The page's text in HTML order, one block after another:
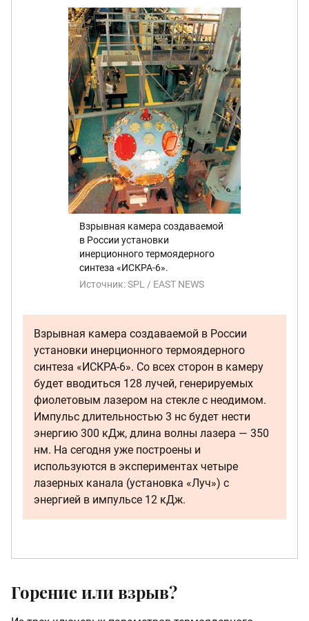
Взрывная камера создаваемой
в России установки
инерционного термоядерного
синтеза «ИСКРА-6».
Источник:SPL / EAST NEWS
Взрывная камера создаваемой в России
установки инерционного термоядерного
синтеза «ИСКРА-6». Со всех сторон в камеру
будет вводиться 128 лучей, генерируемых
фиолетовым лазером на стекле с неодимом.
Импульс длительностью 3 нс будет нести
энергию 300 кДж, длина волны лазера — 350
нм. На сегодня уже построены и
используются в экспериментах четыре
лазерных канала (установка «Луч») с
энергией в импульсе 12 кДж.
Горение или взрыв?